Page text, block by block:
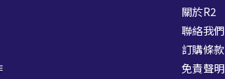
關於R2
聯絡我們
訂購條款
免責聲明